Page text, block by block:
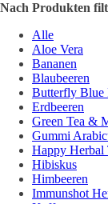
Nach Produkten
Alle
Aloe Vera
Bananen
Blaubeeren
Butterfly Blue
Erdbeeren
Green Tea &
Gummi
Happy Herbal
Hibiskus
Himbeeren
Immunshot